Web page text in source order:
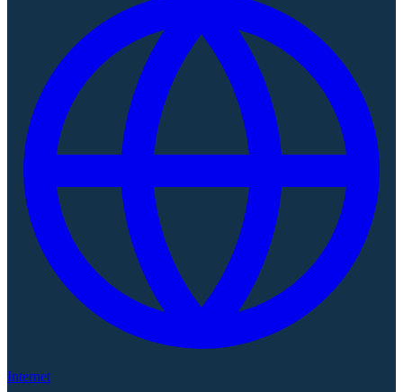
Internet